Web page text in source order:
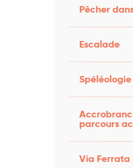
Pêcher
Escalade
Spéléologie
parcours
Via Ferrata